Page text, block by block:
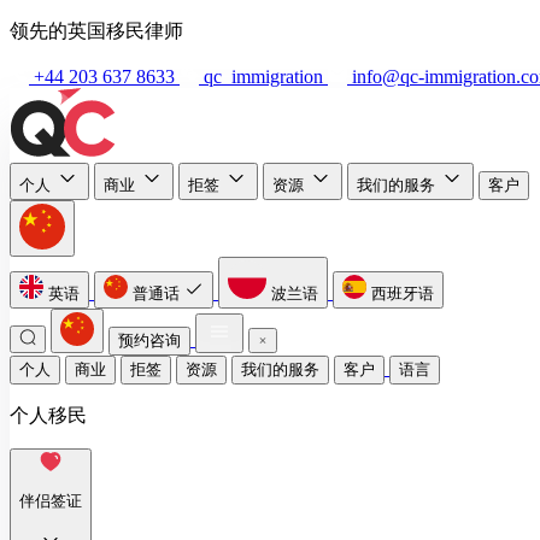
领先的英国移民律师
+44 203 637 8633 qc_immigration info@qc-
个人 商业 拒签 资源 我们的服务 客户
英语 普通话 波兰语 西班牙语
预约咨询
个人
商业 拒签 资源 我们的服务 客户 语言
个人移民
伴侣签证